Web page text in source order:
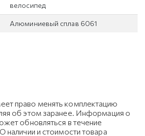
велосипед
Алюминиевый сплав 6061
право менять комплектацию
об этом заранее. Информация о
обновляться в течение
наличии и стоимости товара